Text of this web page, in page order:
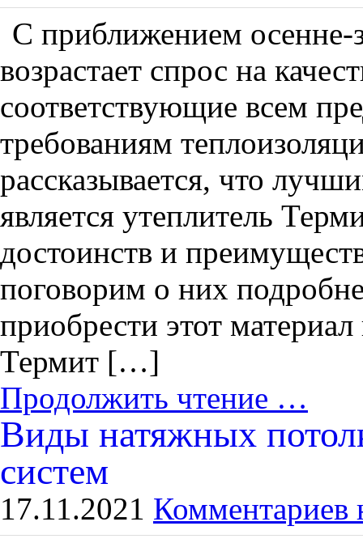
С приближением осенне-
возрастает спрос на
соответствующие всем
требованиям
рассказывается, что
является утеплитель
достоинств и
поговорим о них
приобрести этот
Термит […]
Продолжить чтение …
Виды натяжных
систем
17.11.2021 Комментариев